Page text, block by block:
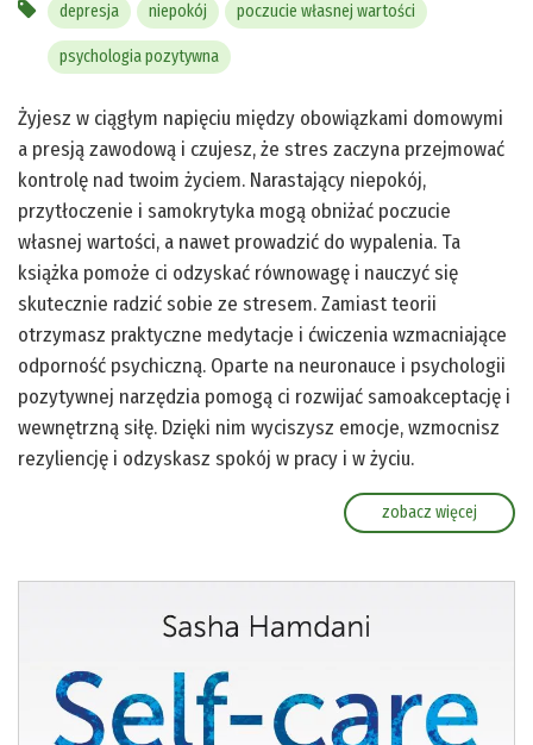
depresja niepokój poczucie własnej wartości
psychologia pozytywna
Żyjesz w ciągłym napięciu między obowiązkami domowymi
a presją zawodową i czujesz, że stres zaczyna przejmować
kontrolę nad twoim życiem. Narastający niepokój,
przytłoczenie i samokrytyka mogą obniżać poczucie
własnej wartości, a nawet prowadzić do wypalenia. Ta
książka pomoże ci odzyskać równowagę i nauczyć się
skutecznie radzić sobie ze stresem. Zamiast teorii
otrzymasz praktyczne medytacje i ćwiczenia wzmacniające
odporność psychiczną. Oparte na neuronauce i psychologii
pozytywnej narzędzia pomogą ci rozwijać samoakceptację i
wewnętrzną siłę. Dzięki nim wyciszysz emocje, wzmocnisz
rezyliencję i odzyskasz spokój w pracy i w życiu.
zobacz więcej